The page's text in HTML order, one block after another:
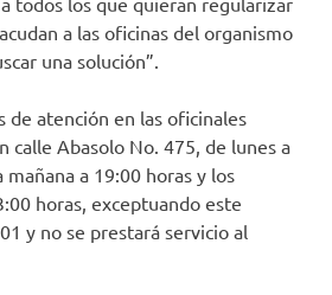
a las oficinas del organismo
una solución”.
de atención en las oficinales
calle Abasolo No. 475, de lunes a
a 19:00 horas y los
horas, exceptuando este
y no se prestará servicio al